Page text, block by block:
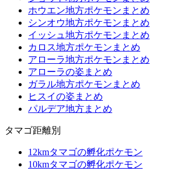
ホウエン地方ポケモンまとめ
シンオウ地方ポケモンまとめ
イッシュ地方ポケモンまとめ
カロス地方ポケモンまとめ
アローラ地方ポケモンまとめ
アローラの姿まとめ
ガラル地方ポケモンまとめ
ヒスイの姿まとめ
パルデア地方まとめ
タマゴ距離別
12kmタマゴの孵化ポケモン
10kmタマゴの孵化ポケモン